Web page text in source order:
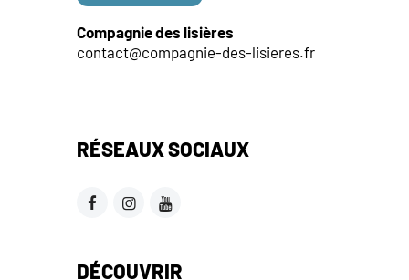
Compagnie des lisières
contact@compagnie-des-lisieres.fr
RÉSEAUX SOCIAUX
DÉCOUVRIR